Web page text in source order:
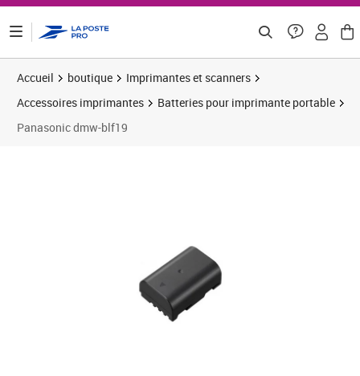
Accueil boutique
Imprimantes et scanners
Accessoires imprimantes
Batteries pour imprimante portable
Panasonic dmw-blf19